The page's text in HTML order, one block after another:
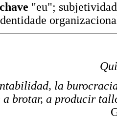
"eu";
la
a brotar, a producir